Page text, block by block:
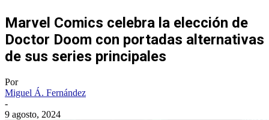
Marvel Comics celebra la elección de
Doctor Doom con portadas alternativas
de sus series principales
Por
Miguel Á. Fernández
-
9 agosto, 2024